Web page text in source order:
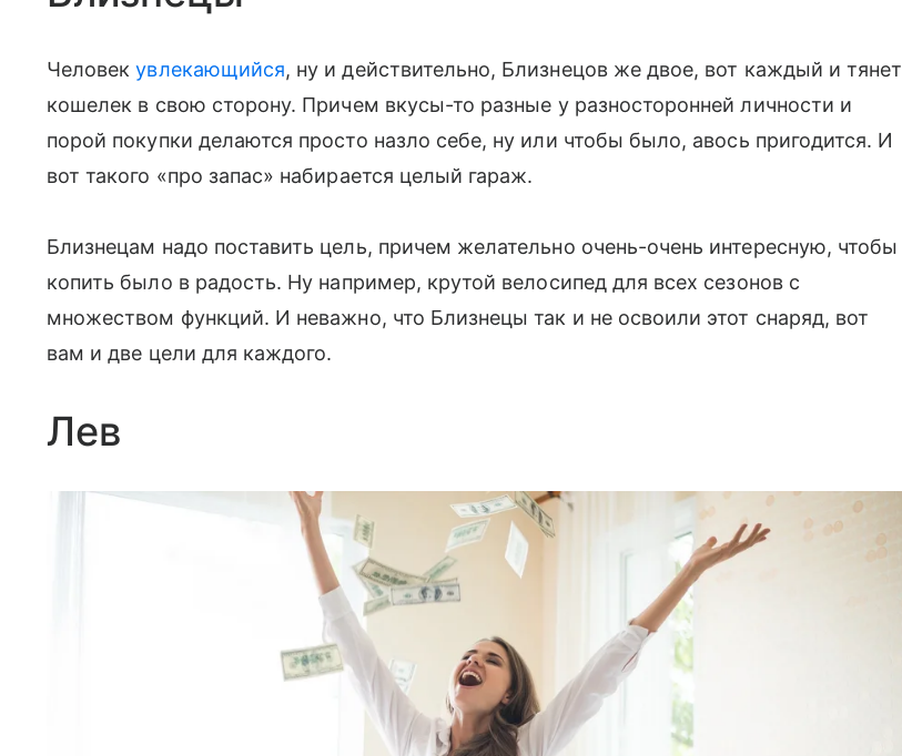
Человекувлекающийся, ну и действительно, Близнецов же двое, вот каждый и тянет
кошелек в свою сторону. Причем вкусы-то разные у разносторонней личности и
порой покупки делаются просто назло себе, ну или чтобы было, авось пригодится. И
вот такого «про запас» набирается целый гараж.
Близнецам надо поставить цель, причем желательно очень-очень интересную, чтобы
копить было в радость. Ну например, крутой велосипед для всех сезонов с
множеством функций. И неважно, что Близнецы так и не освоили этот снаряд, вот
вам и две цели для каждого.
Лев